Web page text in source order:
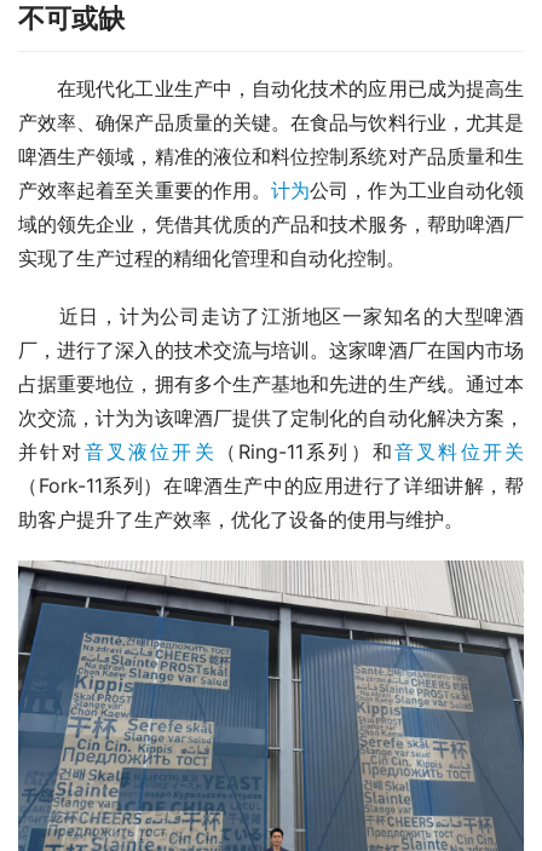
不可或缺
在现代化工业生产中，自动化技术的应用已成为提高生
产效率、确保产品质量的关键。在食品与饮料行业，尤其是
啤酒生产领域，精准的液位和料位控制系统对产品质量和生
产效率起着至关重要的作用。计为公司，作为工业自动化领
域的领先企业，凭借其优质的产品和技术服务，帮助啤酒厂
实现了生产过程的精细化管理和自动化控制。
近日，计为公司走访了江浙地区一家知名的大型啤酒
厂，进行了深入的技术交流与培训。这家啤酒厂在国内市场
占据重要地位，拥有多个生产基地和先进的生产线。通过本
次交流，计为为该啤酒厂提供了定制化的自动化解决方案，
并针对音叉液位开关 （Ring-11系列）和音叉料位开关
（Fork-11系列）在啤酒生产中的应用进行了详细讲解，帮
助客户提升了生产效率，优化了设备的使用与维护。